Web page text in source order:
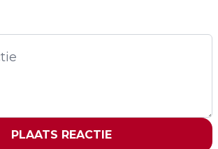
PLAATS REACTIE